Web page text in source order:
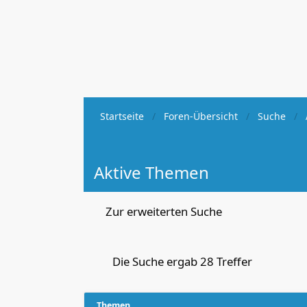
Startseite Foren-Übersicht Suche
Aktive Themen
Zur erweiterten Suche
Die Suche ergab 28 Treffer